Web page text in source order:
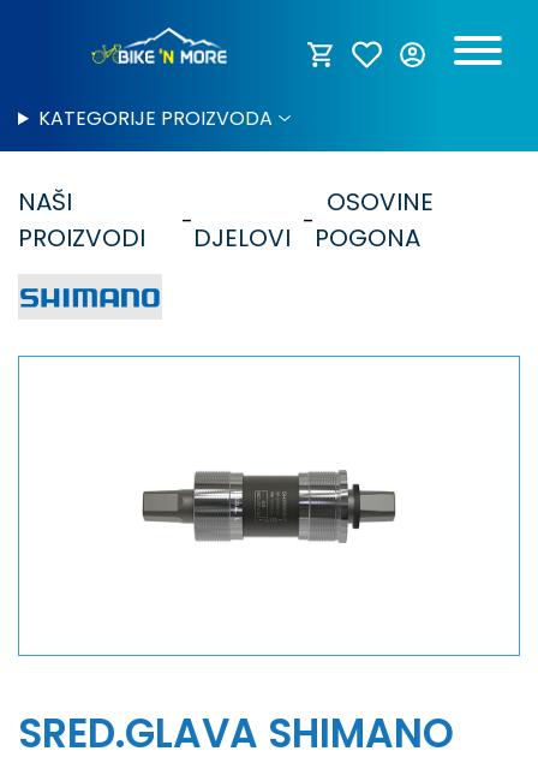
KATEGORIJE PROIZVODA
NAŠI
PROIZVODI
DJELOVI
OSOVINE
POGONA
SRED.GLAVA SHIMANO